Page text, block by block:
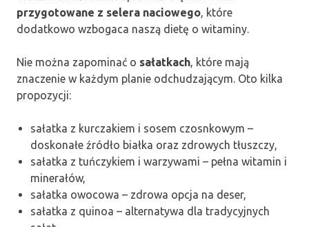
przygotowane z selera naciowego, które
dodatkowo wzbogaca naszą dietę o witaminy.
Nie można zapominać o sałatkach, które mają
znaczenie w każdym planie odchudzającym. Oto kilka
propozycji:
sałatka z kurczakiem i sosem czosnkowym –
doskonałe źródło białka oraz zdrowych tłuszczy,
sałatka z tuńczykiem i warzywami – pełna witamin i
minerałów,
sałatka owocowa – zdrowa opcja na deser,
sałatka z quinoa – alternatywa dla tradycyjnych